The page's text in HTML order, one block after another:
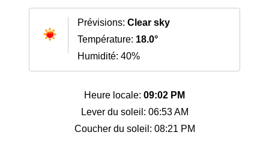
Prévisions: Clear sky
Température: 18.0°
Humidité: 40%
Heure locale: 09:02 PM
Lever du soleil: 06:53 AM
Coucher du soleil: 08:21 PM